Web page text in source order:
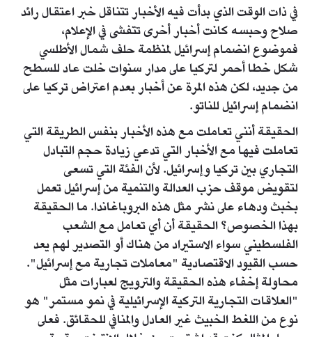
في ذات الوقت الذي بدأت فيه الأخبار تتناقل خبر اعتقال رائد
صلاح وحبسه كانت أخبار أخرى تتفشى في الإعلام،
فموضوع انضمام إسرائيل لمنظمة حلف شمال الأطلسي
شكل خطا أحمر لتركيا على مدار سنوات خلت عاد للسطح
من جديد، لكن هذه المرة عن أخبار بعدم اعتراض تركيا على
انضمام إسرائيل للناتو.
الحقيقة أنني تعاملت مع هذه الأخبار بنفس الطريقة التي
تعاملت فيها مع الأخبار التي تدعي زيادة حجم التبادل
التجاري بين تركيا وإسرائيل. لأن الفئة التي تسعى
لتقويض موقف حزب العدالة والتنمية من إسرائيل تعمل
بخبث ودهاء على نشر مثل هذه البروباغاندا. ما الحقيقة
بهذا الخصوص؟ الحقيقة أن أي تعامل مع الشعب
الفلسطيني سواء الاستيراد من هناك أو التصدير لهم يعد
حسب القيود الاقتصادية "معاملات تجارية مع إسرائيل".
محاولة إخفاء هذه الحقيقة والترويج لعبارات مثل
"العلاقات التجارية التركية الإسرائيلية في نمو مستمر" هو
نوع من اللغط الخبيث غير العادل والمنافي للحقائق. فعلى